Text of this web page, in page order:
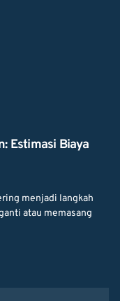
Estimasi Biaya
menjadi langkah
atau memasang